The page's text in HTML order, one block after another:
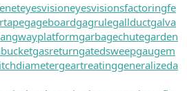
eyesvisioneyesvisionsfactoringfe
gageboardgagrulegallductgalva
garbagechutegarden
gasreturngatedsweepgaugem
geartreatinggeneralizeda